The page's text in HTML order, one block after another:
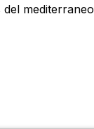
mediterraneo